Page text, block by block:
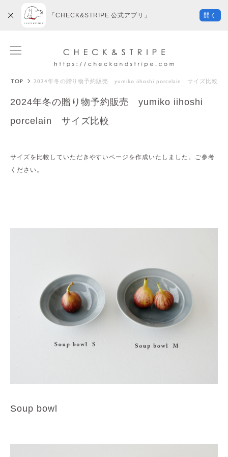
TOP 2024年冬の贈り物予約販売 yumiko iihoshi porcelain サイズ比較
2024年冬の贈り物予約販売 yumiko iihoshi
porcelain サイズ比較
サイズを比較していただきやすいページを作成いたしました。ご参考
ください。
Soup bowl
「CHECK&STRIPE 公式アプリ」 開く